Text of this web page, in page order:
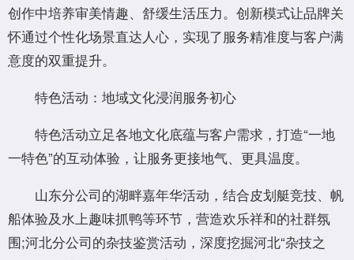
创作中培养审美情趣、舒缓生活压力。创新模式让品牌关
怀通过个性化场景直达人心，实现了服务精准度与客户满
意度的双重提升。
特色活动：地域文化浸润服务初心
特色活动立足各地文化底蕴与客户需求，打造“一地
一特色”的互动体验，让服务更接地气、更具温度。
山东分公司的湖畔嘉年华活动，结合皮划艇竞技、帆
船体验及水上趣味抓鸭等环节，营造欢乐祥和的社群氛
围;河北分公司的杂技鉴赏活动，深度挖掘河北“杂技之